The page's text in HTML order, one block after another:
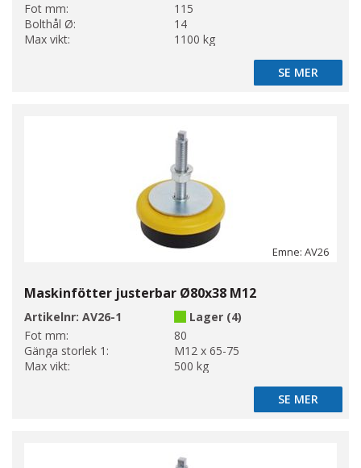
Fot mm:
115
Bolthål Ø:
14
Max vikt:
1100 kg
SE MER
SE MER
Emne: AV26
Maskinfötter justerbar Ø80x38 M12
Artikelnr: AV26-1
Lager (4)
Fot mm:
80
Gänga storlek 1:
M12 x 65-75
Max vikt:
500 kg
SE MER
SE MER